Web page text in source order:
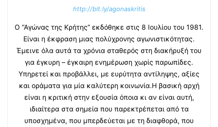
http://bit.ly/agonaskritis
Ο “Αγώνας της Κρήτης” εκδόθηκε στις 8 Ιουλίου του 1981.
Είναι η έκφραση μιας πολύχρονης αγωνιστικότητας.
Έμεινε όλα αυτά τα χρόνια σταθερός στη διακήρυξή του
για έγκυρη – έγκαιρη ενημέρωση χωρίς παρωπίδες.
Υπηρετεί και προβάλλει, με ευρύτητα αντίληψης, αξίες
και οράματα για μία καλύτερη κοινωνία.Η βασική αρχή
είναι η κριτική στην εξουσία όποια κι αν είναι αυτή,
ιδιαίτερα στα σημεία που παρεκτρέπεται από τα
υποσχημένα, που μπερδεύεται με τη διαφθορά, που